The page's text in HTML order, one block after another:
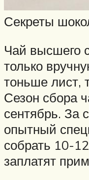
Секреты
Чай высшего
только
тоньше лист,
Сезон сбора
сентябрь. За
опытный
собрать 10-
заплатят